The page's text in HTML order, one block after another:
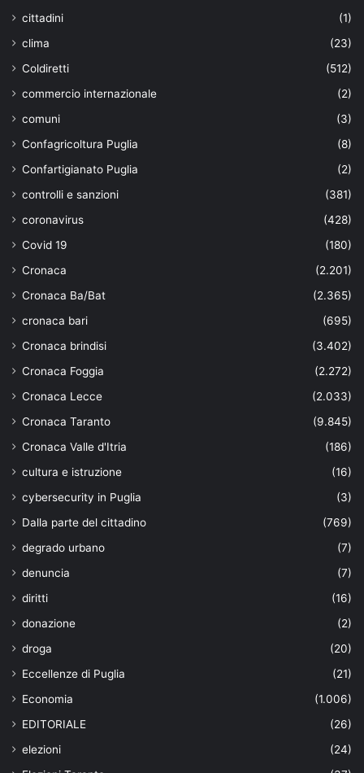
cittadini
(1)
clima
(23)
Coldiretti
(512)
commercio internazionale
(2)
comuni
(3)
Confagricoltura Puglia
(8)
Confartigianato Puglia
(2)
controlli e sanzioni
(381)
coronavirus
(428)
Covid 19
(180)
Cronaca
(2.201)
Cronaca Ba/Bat
(2.365)
cronaca bari
(695)
Cronaca brindisi
(3.402)
Cronaca Foggia
(2.272)
Cronaca Lecce
(2.033)
Cronaca Taranto
(9.845)
Cronaca Valle d'Itria
(186)
cultura e istruzione
(16)
cybersecurity in Puglia
(3)
Dalla parte del cittadino
(769)
degrado urbano
(7)
denuncia
(7)
diritti
(16)
donazione
(2)
droga
(20)
Eccellenze di Puglia
(21)
Economia
(1.006)
EDITORIALE
(26)
elezioni
(24)